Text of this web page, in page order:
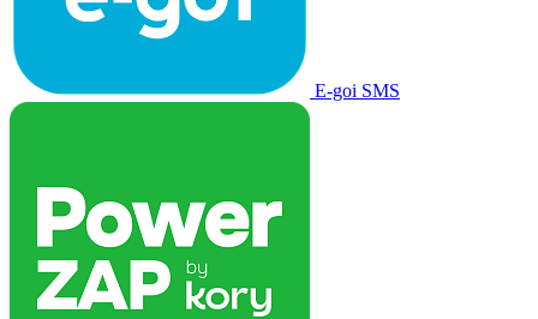
E-goi SMS